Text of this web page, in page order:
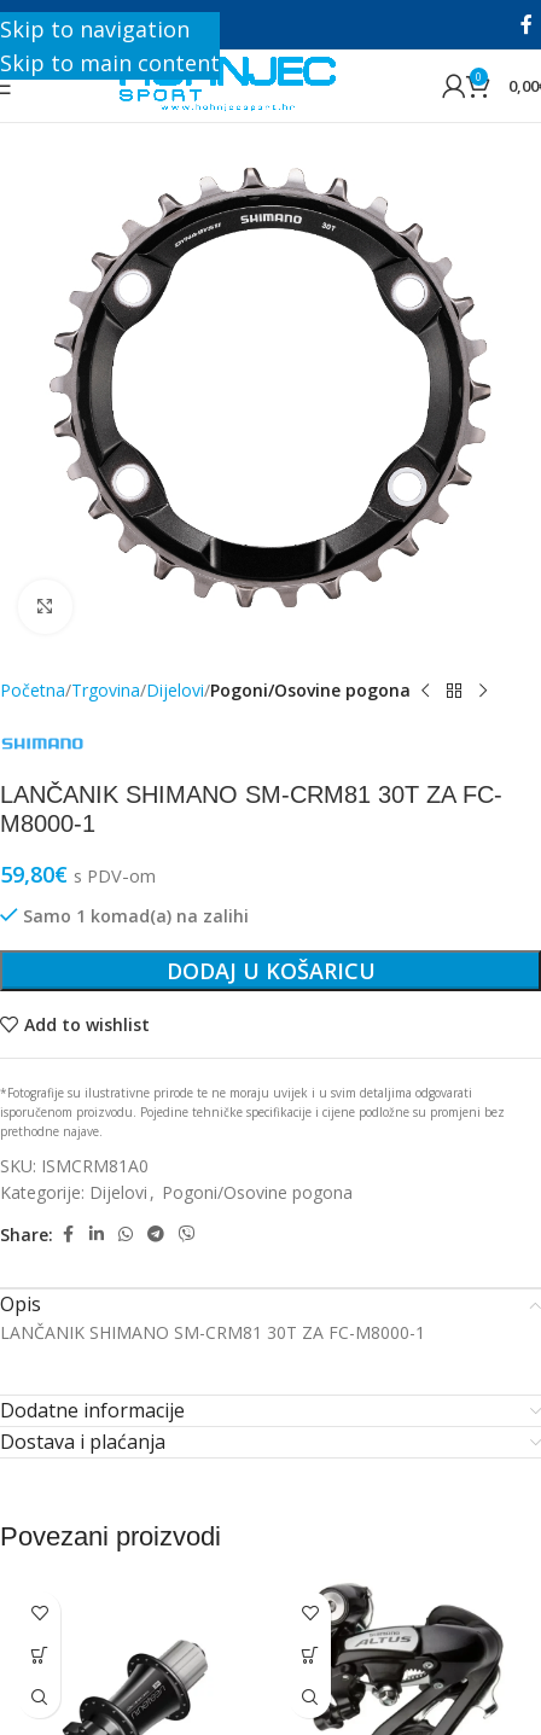
Skip to navigation
Skip to main content
+385 1 8896 200
0 0,00
Početna Trgovina Dijelovi Pogoni/Osovine pogona
LANČANIK SHIMANO SM-CRM81 30T ZA FC-
M8000-1
59,80€ s PDV-om
Samo 1 komad(a) na zalihi
DODAJ U KOŠARICU
Add to wishlist
*Fotografije su ilustrativne prirode te ne moraju uvijek i u svim detaljima odgovarati
isporučenom proizvodu. Pojedine tehničke specifikacije i cijene podložne su promjeni bez
prethodne najave.
SKU: ISMCRM81A0
Kategorije: Dijelovi , Pogoni/Osovine pogona
Share:
Opis
LANČANIK SHIMANO SM-CRM81 30T ZA FC-M8000-1
Dodatne informacije
Dostava i plaćanja
Povezani proizvodi